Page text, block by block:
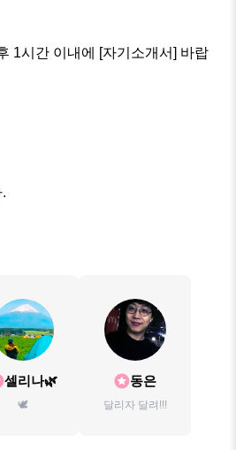
1시간 이내에 [자기소개서] 바랍
셀리나🌿
🕊
동은
달리자 달려!!!